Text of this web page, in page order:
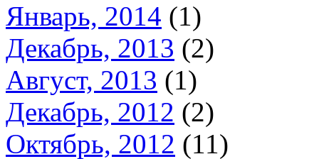
Январь, 2014 (1)
Декабрь, 2013 (2)
Август, 2013 (1)
Декабрь, 2012 (2)
Октябрь, 2012 (11)